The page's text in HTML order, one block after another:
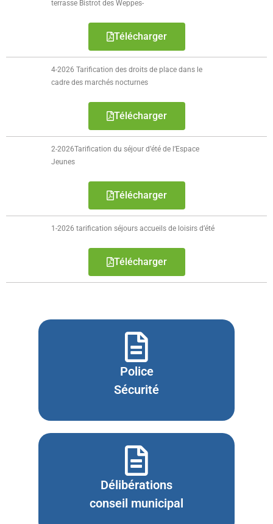
- Administration générale
- Documents budgétaires
- - Rapport d'Orientation Budgétaire 2026
- - Rapport d'Orientation budgétaire 2025
- - Rapport d'Orientation Budgétaire 2024
- - Rapport d'Orientation budgétaire 2023
- - Rapport d'Orientation budgétaire 2022
- - Rapport d'Orientation budgétaire 2021
- - Rapport d'Orientation Budgétaire 2020
- - Rapport d'Orientation Budgétaire 2017
- - Note de présentation brève et synthétique du budget
- - Rapport d'audit financier
Contact
terrasse Bistrot des Weppes-
Télécharger
4-2026 Tarification des droits de place dans le
cadre des marchés nocturnes
Télécharger
2-2026Tarification du séjour d’été de l’Espace
Jeunes
Télécharger
1-2026 tarification séjours accueils de loisirs d’été
Télécharger
Police
Sécurité
Délibérations
conseil municipal